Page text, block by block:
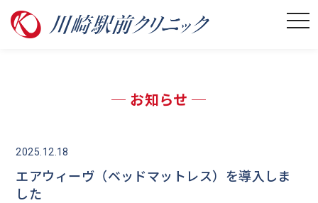
─ お知らせ ─
2025.12.18
エアウィーヴ（ベッドマットレス）を導入しま
した